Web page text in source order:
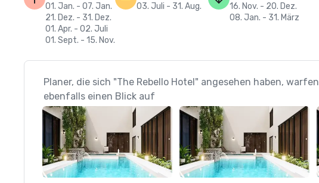
01. Jan. - 07. Jan.
21. Dez. - 31. Dez.
01. Apr. - 02. Juli
01. Sept. - 15. Nov.
03. Juli - 31. Aug.
16. Nov. - 20. Dez.
08. Jan. - 31. März
Planer, die sich "The Rebello Hotel" angesehen haben, warfen
ebenfalls einen Blick auf